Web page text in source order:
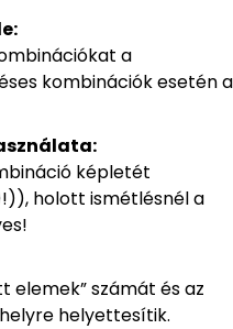
a
kombinációk esetén a
képletét
holott ismétlésnél a
elemek” számát és az
helyettesítik.